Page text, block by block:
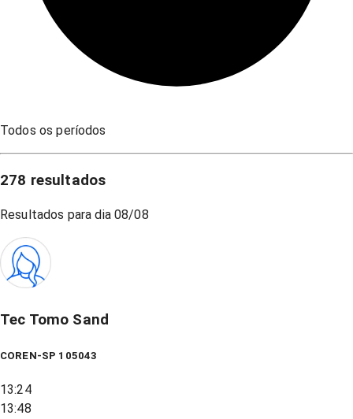
Todos os períodos
278 resultados
Resultados para dia 08/08
Tec Tomo Sand
COREN-SP 105043
13:24
13:48